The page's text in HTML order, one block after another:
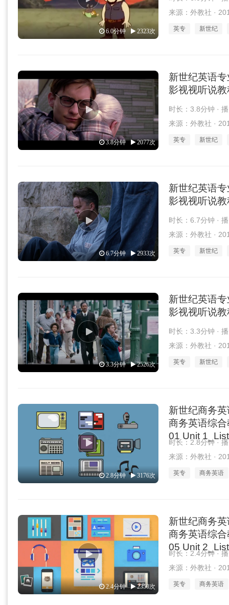
6.0分钟 2323次
来源：外教社 ·
英专 新世纪
3.8分钟 2077次
新世纪英语
影视视听说
时长：3.8分钟 ·
来源：外教社 ·
英专 新世纪
6.7分钟 2933次
新世纪英语
影视视听说
时长：6.7分钟 ·
来源：外教社 ·
英专 新世纪
3.3分钟 2526次
新世纪英语
影视视听说
时长：3.3分钟 ·
来源：外教社 ·
英专 新世纪
2.8分钟 3176次
新世纪商务
商务英语综
01 Unit
时长：2.8分钟 ·
来源：外教社 ·
英专 商务英语
2.4分钟 2350次
新世纪商务
商务英语综
05 Unit
时长：2.4分钟 ·
来源：外教社 ·
英专 商务英语